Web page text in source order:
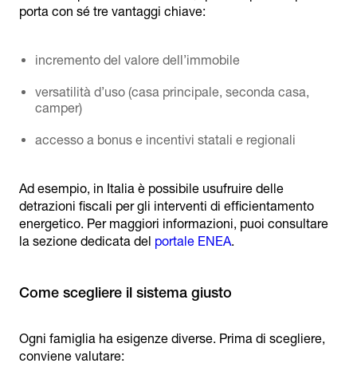
porta con sé tre vantaggi chiave:
incremento del valore dell’immobile
versatilità d’uso (casa principale, seconda casa,
camper)
accesso a bonus e incentivi statali e regionali
Ad esempio, in Italia è possibile usufruire delle
detrazioni fiscali per gli interventi di efficientamento
energetico. Per maggiori informazioni, puoi consultare
la sezione dedicata del portale ENEA.
Ogni famiglia ha esigenze diverse. Prima di scegliere,
conviene valutare: